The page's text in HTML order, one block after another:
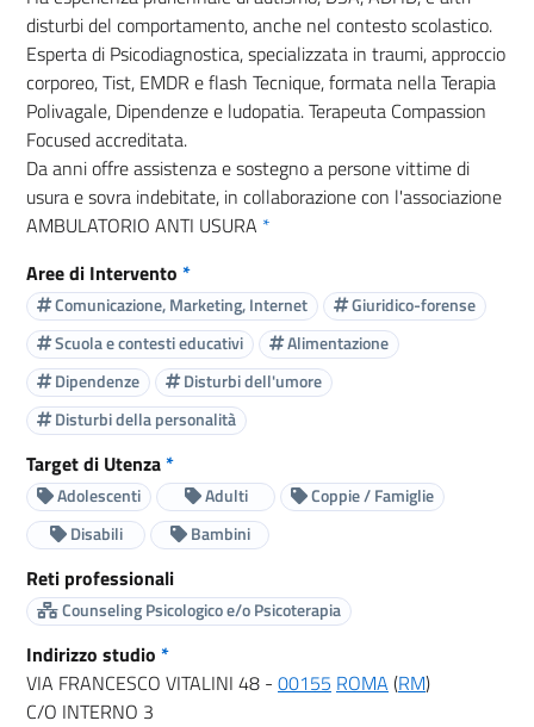
disturbi del comportamento, anche nel contesto scolastico.
Esperta di Psicodiagnostica, specializzata in traumi, approccio
corporeo, Tist, EMDR e flash Tecnique, formata nella Terapia
Polivagale, Dipendenze e ludopatia. Terapeuta Compassion
Focused accreditata.
Da anni offre assistenza e sostegno a persone vittime di
usura e sovra indebitate, in collaborazione con l'associazione
AMBULATORIO ANTI USURA *
Aree di Intervento *
Comunicazione, Marketing, Internet
Giuridico-forense
Scuola e contesti educativi
Alimentazione
Dipendenze
Disturbi dell'umore
Disturbi della personalità
Target di Utenza*
Adolescenti Adulti
Coppie / Famiglie
Disabili
Bambini
Reti professionali
Counseling Psicologico e/o Psicoterapia
Indirizzo studio *
VIA FRANCESCO VITALINI 48 - 00155 ROMA (RM)
C/O INTERNO 3